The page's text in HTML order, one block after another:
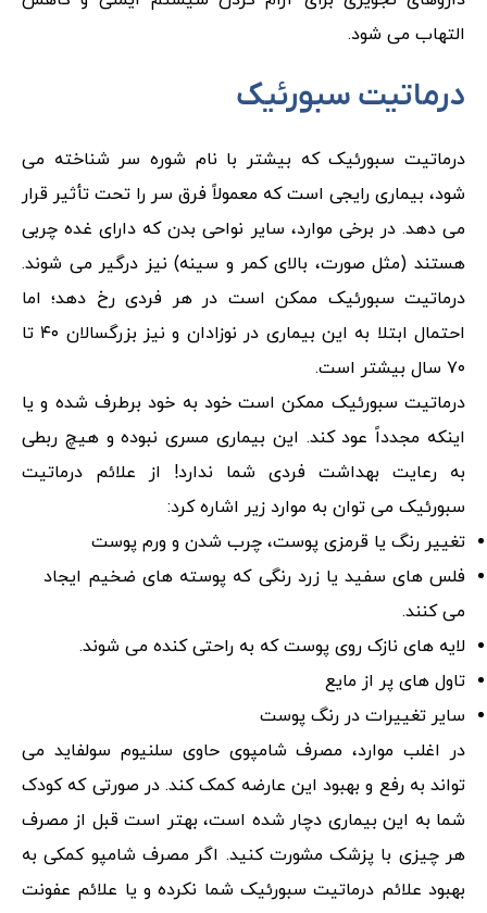
التهاب می شود.
درماتیت سبورئیک
درماتیت سبورئیک که بیشتر با نام شوره سر شناخته می
شود، بیماری رایجی است که معمولاً فرق سر را تحت تأثیر قرار
می دهد. در برخی موارد، سایر نواحی بدن که دارای غده چربی
هستند (مثل صورت، بالای کمر و سینه) نیز درگیر می شوند.
درماتیت سبورئیک ممکن است در هر فردی رخ دهد؛ اما
احتمال ابتلا به این بیماری در نوزادان و نیز بزرگسالان ۴۰ تا
۷۰ سال بیشتر است.
درماتیت سبورئیک ممکن است خود به خود برطرف شده و یا
اینکه مجدداً عود کند. این بیماری مسری نبوده و هیچ ربطی
به رعایت بهداشت فردی شما ندارد! از علائم درماتیت
سبورئیک می توان به موارد زیر اشاره کرد:
تغییر رنگ یا قرمزی پوست، چرب شدن و ورم پوست
فلس های سفید یا زرد رنگی که پوسته های ضخیم ایجاد
می کنند.
لایه های نازک روی پوست که به راحتی کنده می شوند.
تاول های پر از مایع
سایر تغییرات در رنگ پوست
در اغلب موارد، مصرف شامپوی حاوی سلنیوم سولفاید می
تواند به رفع و بهبود این عارضه کمک کند. در صورتی که کودک
شما به این بیماری دچار شده است، بهتر است قبل از مصرف
هر چیزی با پزشک مشورت کنید. اگر مصرف شامپو کمکی به
بهبود علائم درماتیت سبورئیک شما نکرده و یا علائم عفونت